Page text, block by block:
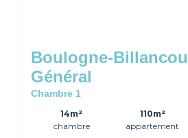
Boulogne-
Général
Chambre 1
14m²
chambre
110m²
appartement